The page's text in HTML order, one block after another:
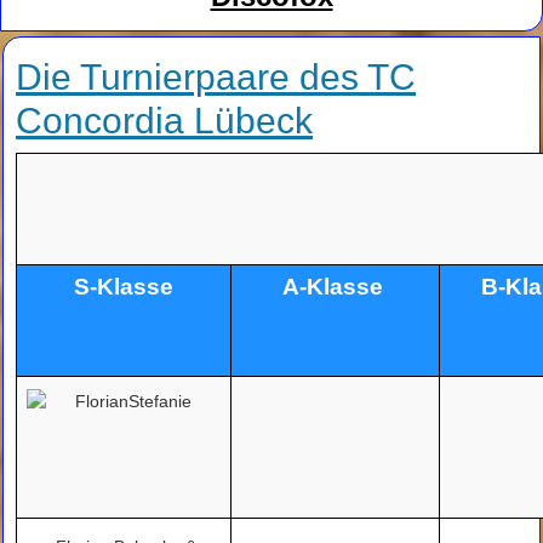
Die Turnierpaare des TC
Concordia Lübeck
S-Klasse A-Klasse B-